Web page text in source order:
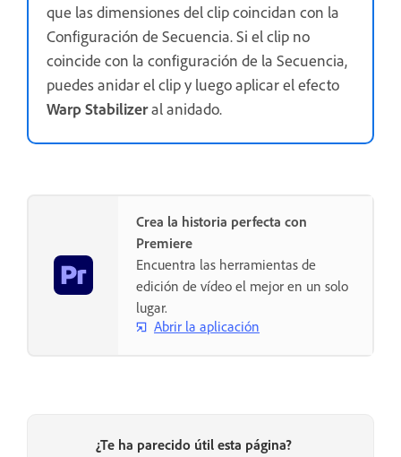
que las dimensiones del clip coincidan con la
Configuración de Secuencia. Si el clip no
coincide con la configuración de la Secuencia,
puedes anidar el clip y luego aplicar el efecto
Warp Stabilizeral anidado.
Crea la historia perfecta con
Premiere
Encuentra las herramientas de
edición de vídeo el mejor en un solo
lugar.
Abrir la aplicación
¿Te ha parecido útil esta página?